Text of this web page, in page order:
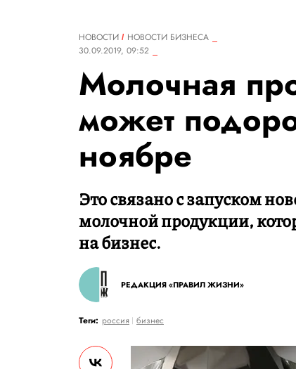
НОВОСТИ
НОВОСТИ БИЗНЕСА
30.09.2019, 09:52
Молочная
может
ноябре
Это связано с запуском
молочной продукции,
на бизнес.
РЕДАКЦИЯ «ПРАВИЛ ЖИЗНИ»
Теги: россия бизнес